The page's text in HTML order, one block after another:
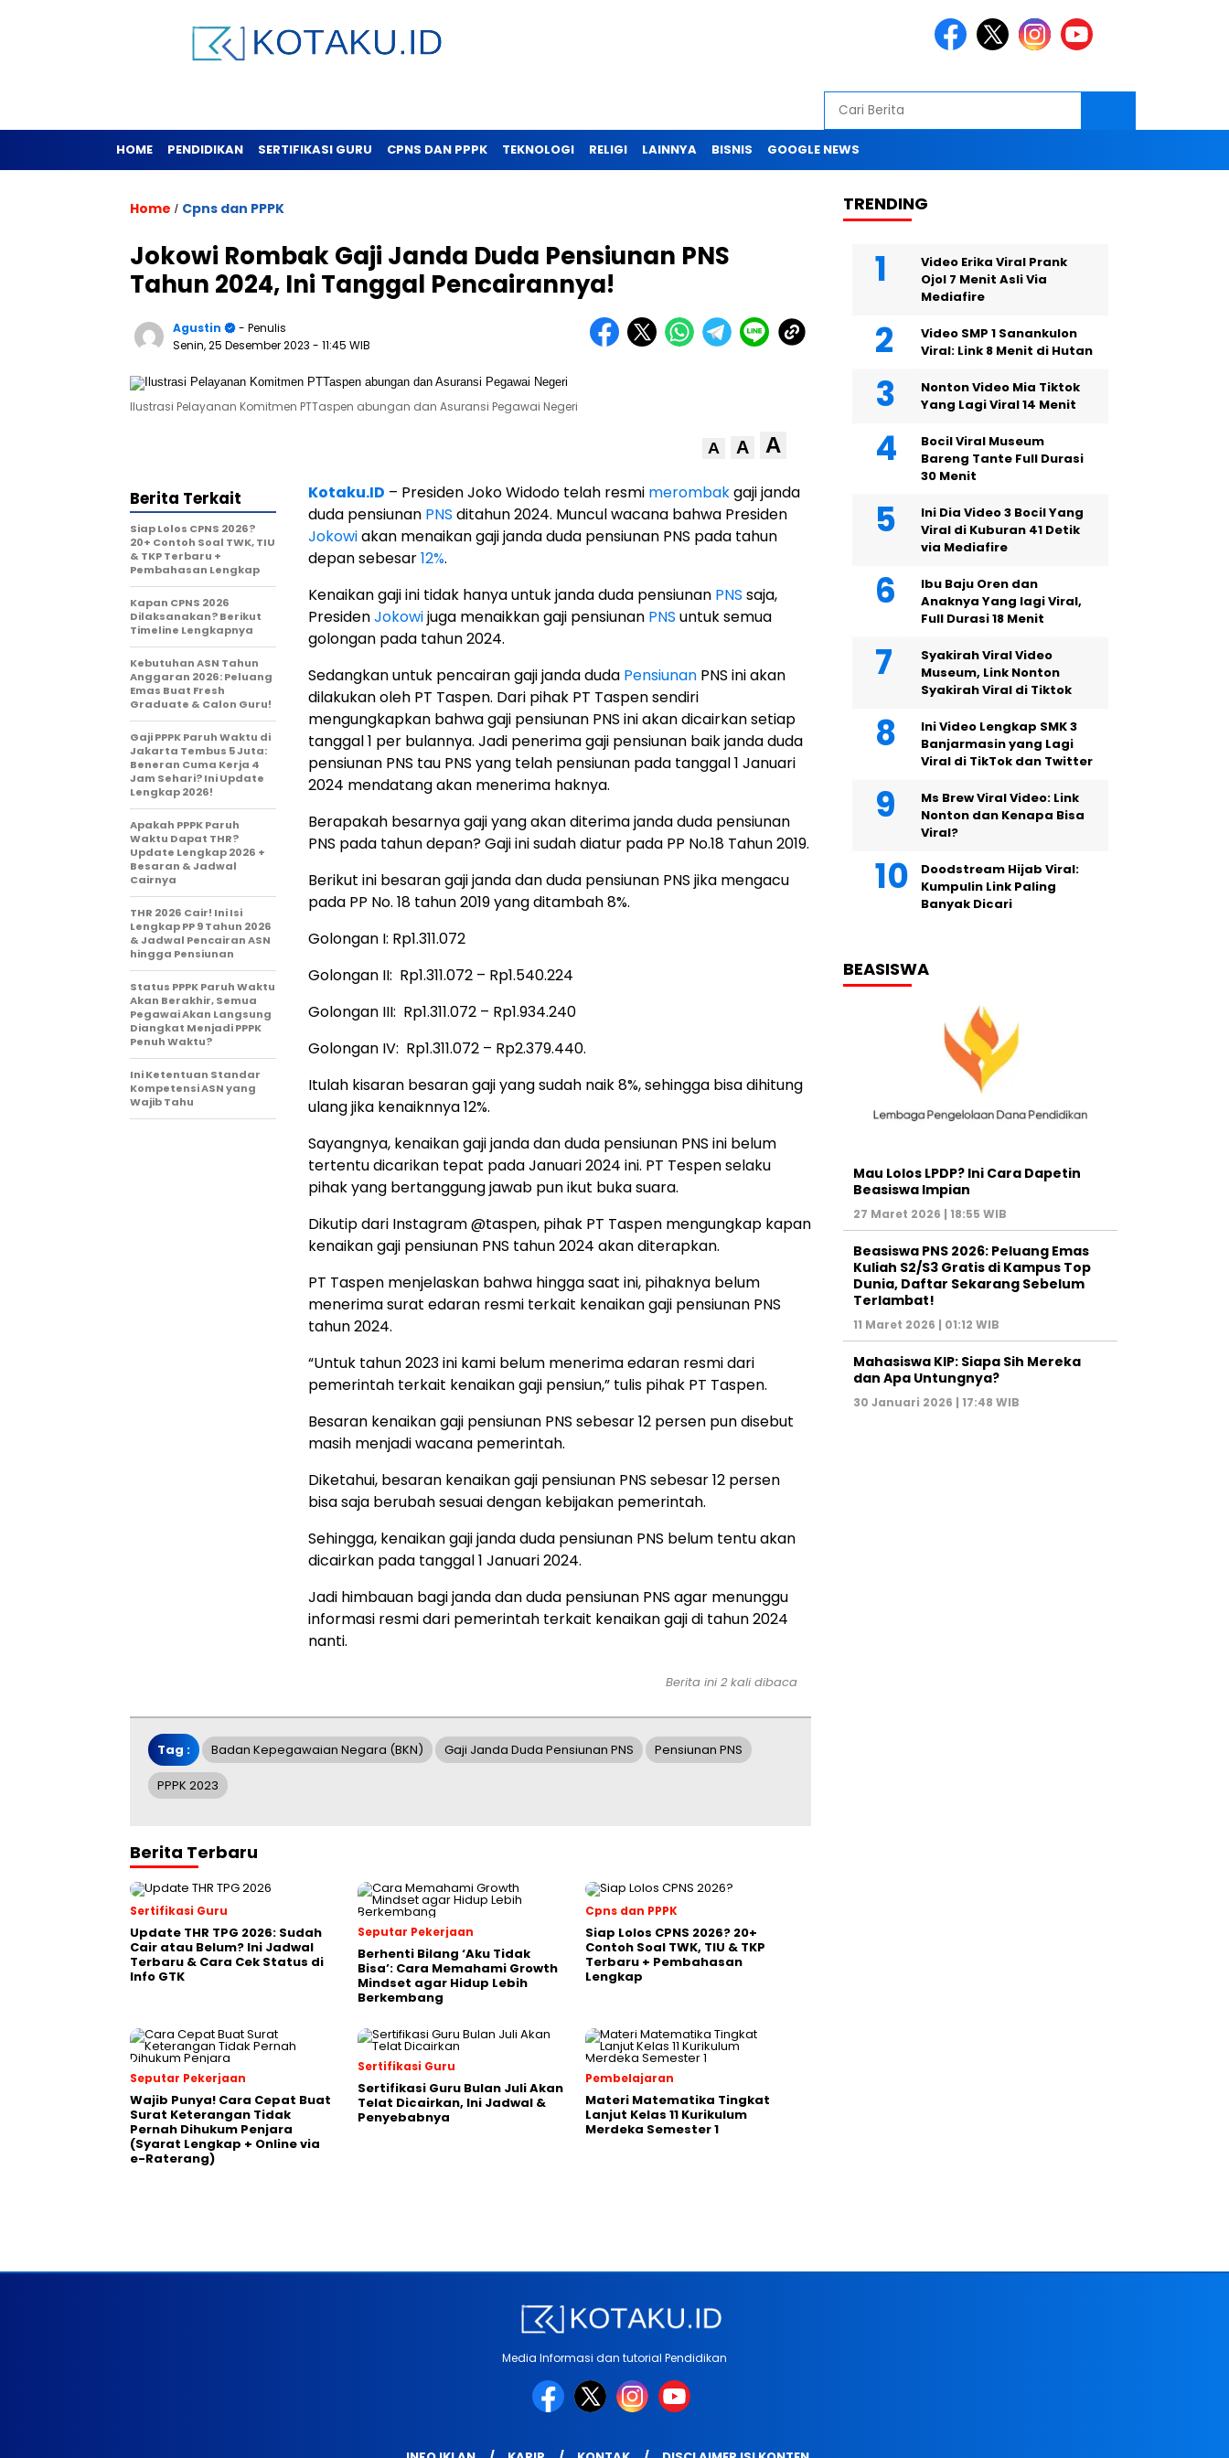
HOME PENDIDIKAN SERTIFIKASI GURU CPNS DAN PPPK TEKNOLOGI RELIGI LAINNYA BISNIS GOOGLE NEWS
Home / Cpns dan PPPK
Jokowi Rombak Gaji Janda Duda Pensiunan PNS
Tahun 2024, Ini Tanggal Pencairannya!
Agustin
- Penulis
Senin, 25 Desember 2023 - 11:45 WIB
Ilustrasi Pelayanan Komitmen PTTaspen abungan dan Asuransi Pegawai Negeri
A A A
Kotaku.ID – Presiden Joko Widodo telah resmi merombakgaji janda
duda pensiunan PNS ditahun 2024. Muncul wacana bahwa Presiden
Jokowiakan menaikan gaji janda duda pensiunan PNS pada tahun
depan sebesar12%.
Kenaikan gaji ini tidak hanya untuk janda duda pensiunan PNS saja,
PresidenJokowijuga menaikkan gaji pensiunan PNS untuk semua
golongan pada tahun 2024.
Sedangkan untuk pencairan gaji janda duda Pensiunan PNS ini akan
dilakukan oleh PT Taspen. Dari pihak PT Taspen sendiri
mengungkapkan bahwa gaji pensiunan PNS ini akan dicairkan setiap
tanggal 1 per bulannya. Jadi penerima gaji pensiunan baik janda duda
pensiunan PNS tau PNS yang telah pensiunan pada tanggal 1 Januari
2024 mendatang akan menerima haknya.
Berapakah besarnya gaji yang akan diterima janda duda pensiunan
PNS pada tahun depan? Gaji ini sudah diatur pada PP No.18 Tahun 2019.
Berikut ini besaran gaji janda dan duda pensiunan PNS jika mengacu
pada PP No. 18 tahun 2019 yang ditambah 8%.
Golongan I: Rp1.311.072
Golongan II: Rp1.311.072 – Rp1.540.224
Golongan III: Rp1.311.072 – Rp1.934.240
Golongan IV: Rp1.311.072 – Rp2.379.440.
Itulah kisaran besaran gaji yang sudah naik 8%, sehingga bisa dihitung
ulang jika kenaiknnya 12%.
Sayangnya, kenaikan gaji janda dan duda pensiunan PNS ini belum
tertentu dicarikan tepat pada Januari 2024 ini. PT Tespen selaku
pihak yang bertanggung jawab pun ikut buka suara.
Dikutip dari Instagram @taspen, pihak PT Taspen mengungkap kapan
kenaikan gaji pensiunan PNS tahun 2024 akan diterapkan.
PT Taspen menjelaskan bahwa hingga saat ini, pihaknya belum
menerima surat edaran resmi terkait kenaikan gaji pensiunan PNS
tahun 2024.
“Untuk tahun 2023 ini kami belum menerima edaran resmi dari
pemerintah terkait kenaikan gaji pensiun,” tulis pihak PT Taspen.
Besaran kenaikan gaji pensiunan PNS sebesar 12 persen pun disebut
masih menjadi wacana pemerintah.
Diketahui, besaran kenaikan gaji pensiunan PNS sebesar 12 persen
bisa saja berubah sesuai dengan kebijakan pemerintah.
Sehingga, kenaikan gaji janda duda pensiunan PNS belum tentu akan
dicairkan pada tanggal 1 Januari 2024.
Jadi himbauan bagi janda dan duda pensiunan PNS agar menunggu
informasi resmi dari pemerintah terkait kenaikan gaji di tahun 2024
nanti.
Berita Terkait
Siap Lolos CPNS 2026?
20+ Contoh Soal TWK, TIU
& TKP Terbaru +
Pembahasan Lengkap
Kapan CPNS 2026
Dilaksanakan? Berikut
Timeline Lengkapnya
Kebutuhan ASN Tahun
Anggaran 2026: Peluang
Emas Buat Fresh
Graduate & Calon Guru!
Gaji PPPK Paruh Waktu di
Jakarta Tembus 5 Juta:
Beneran Cuma Kerja 4
Jam Sehari? Ini Update
Lengkap 2026!
Apakah PPPK Paruh
Waktu Dapat THR?
Update Lengkap 2026 +
Besaran & Jadwal
Cairnya
THR 2026 Cair! Ini Isi
Lengkap PP 9 Tahun 2026
& Jadwal Pencairan ASN
hingga Pensiunan
Status PPPK Paruh Waktu
Akan Berakhir, Semua
Pegawai Akan Langsung
Diangkat Menjadi PPPK
Penuh Waktu?
Ini Ketentuan Standar
Kompetensi ASN yang
Wajib Tahu
Berita ini 2 kali dibaca
Tag : Badan Kepegawaian Negara (BKN) Gaji Janda Duda Pensiunan PNS Pensiunan PNS
PPPK 2023
Berita Terbaru
Sertifikasi Guru
Update THR TPG 2026: Sudah
Cair atau Belum? Ini Jadwal
Terbaru & Cara Cek Status di
Info GTK
Seputar Pekerjaan
Berhenti Bilang ‘Aku Tidak
Bisa’: Cara Memahami Growth
Mindset agar Hidup Lebih
Berkembang
Cpns dan PPPK
Siap Lolos CPNS 2026? 20+
Contoh Soal TWK, TIU & TKP
Terbaru + Pembahasan
Lengkap
Seputar Pekerjaan
Wajib Punya! Cara Cepat Buat
Surat Keterangan Tidak
Pernah Dihukum Penjara
(Syarat Lengkap + Online via
e-Raterang)
Sertifikasi Guru
Sertifikasi Guru Bulan Juli Akan
Telat Dicairkan, Ini Jadwal &
Penyebabnya
Pembelajaran
Materi Matematika Tingkat
Lanjut Kelas 11 Kurikulum
Merdeka Semester 1
TRENDING
Video Erika Viral Prank
Ojol 7 Menit Asli Via
Mediafire
Video SMP 1 Sanankulon
Viral: Link 8 Menit di Hutan
Nonton Video Mia Tiktok
Yang Lagi Viral 14 Menit
Bocil Viral Museum
Bareng Tante Full Durasi
30 Menit
Ini Dia Video 3 Bocil Yang
Viral di Kuburan 41 Detik
via Mediafire
Ibu Baju Oren dan
Anaknya Yang lagi Viral,
Full Durasi 18 Menit
Syakirah Viral Video
Museum, Link Nonton
Syakirah Viral di Tiktok
Ini Video Lengkap SMK 3
Banjarmasin yang Lagi
Viral di TikTok dan Twitter
Ms Brew Viral Video: Link
Nonton dan Kenapa Bisa
Viral?
Doodstream Hijab Viral:
Kumpulin Link Paling
Banyak Dicari
BEASISWA
Mau Lolos LPDP? Ini Cara Dapetin
Beasiswa Impian
27 Maret 2026 | 18:55 WIB
Beasiswa PNS 2026: Peluang Emas
Kuliah S2/S3 Gratis di Kampus Top
Dunia, Daftar Sekarang Sebelum
Terlambat!
11 Maret 2026 | 01:12 WIB
Mahasiswa KIP: Siapa Sih Mereka
dan Apa Untungnya?
30 Januari 2026 | 17:48 WIB
Media Informasi dan tutorial Pendidikan